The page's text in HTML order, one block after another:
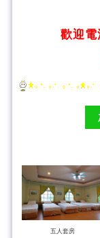
歡迎
五人套房